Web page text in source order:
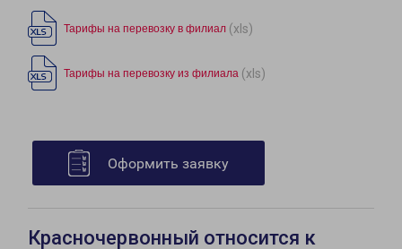
Тарифы на перевозку в филиал (xls)
Тарифы на перевозку из филиала (xls)
Оформить заявку
Красночервонный относится к